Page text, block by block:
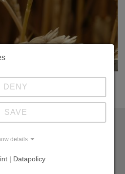
und C3-
DENY
SAVE
details
| Datapolicy